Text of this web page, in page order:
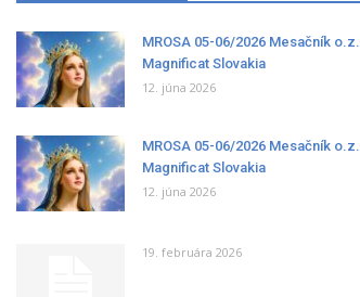
MROSA 05-06/2026 Mesačník o.z.
Magnificat Slovakia
12. júna 2026
MROSA 05-06/2026 Mesačník o.z.
Magnificat Slovakia
12. júna 2026
19. februára 2026